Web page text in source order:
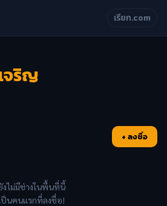
เรียก.com
จริญ
+ ลงชื่อ
งไม่มีช่างในพื้นที่นี้
ป็นคนแรกที่ลงชื่อ!